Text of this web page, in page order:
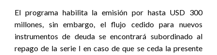
El programa habilita la emisión por hasta USD 300
millones, sin embargo, el flujo cedido para nuevos
instrumentos de deuda se encontrará subordinado al
repago de la serie I en caso de que se ceda la presente